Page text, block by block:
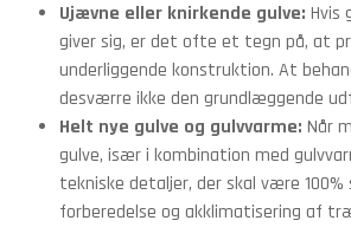
Ujævne eller knirkende gulve: Hvis
giver sig, er det ofte et tegn på, at
underliggende konstruktion. At
desværre ikke den grundlæggende
Helt nye gulve og gulvvarme: Når
gulve, især i kombination med
tekniske detaljer, der skal være
forberedelse og akklimatisering af